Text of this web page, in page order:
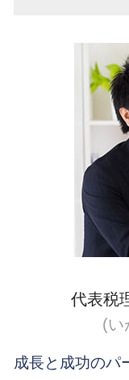
会計 税務
節税対策
法人税 赤
節税対策
国際税務
国際税務
国際税務
国際税務
みなし 外
外国子会
相続税 海外
新宿区 国
品川区 相
新宿区 一
目黒区 相
渋谷区 国
渋谷区 顧
目黒区 顧
品川区 節
渋谷区 相
目黒区 会
渋谷区 会
代表税
(
成長と成功のパ